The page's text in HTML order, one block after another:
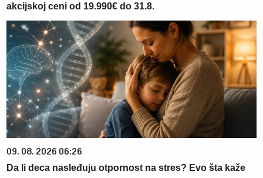
akcijskoj ceni od 19.990€ do 31.8.
09. 08. 2026 06:26
Da li deca nasleđuju otpornost na stres? Evo šta kaže